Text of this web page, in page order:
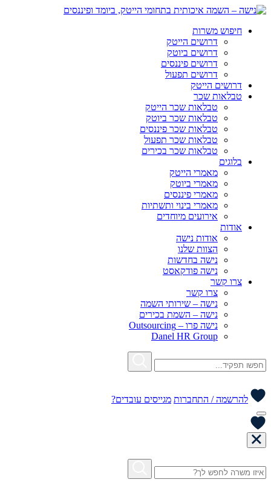
חיפוש משרות
דרושים הייטק
דרושים ביוטק
דרושים פיננסים
דרושים תפעול
דרושים הייטק
טבלאות שכר
טבלאות שכר הייטק
טבלאות שכר ביוטק
טבלאות שכר פיננסים
טבלאות שכר תפעול
טבלאות שכר בכירים
בלוגים
מאמרי הייטק
מאמרי ביוטק
מאמרי פיננסים
מאמרי בינוי ותשתיות
אירועים מיוחדים
אודות
אודות נישה
הצוות שלנו
נישה בחדשות
נישה פודקאסט
צרו קשר
צרו קשר
נישה – שירותי השמה
נישה – השמת בכירים
נישה פרו – Outsourcing
Danel HR Group
להרשמה / התחברות מגייסים עובדים?